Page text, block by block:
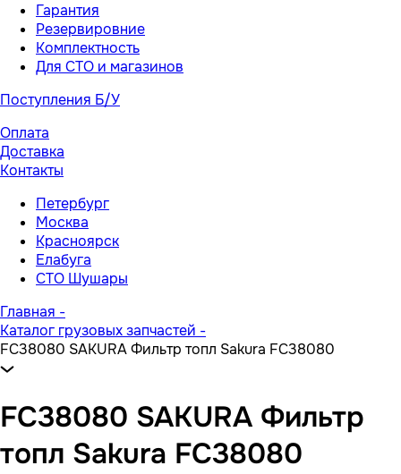
Гарантия
Резервировние
Комплектность
Для СТО и магазинов
Поступления Б/У
Оплата
Доставка
Контакты
Петербург
Москва
Красноярск
Елабуга
СТО Шушары
Главная -
Каталог грузовых запчастей -
FC38080 SAKURA Фильтр топл Sakura FC38080
FC38080 SAKURA Фильтр
топл Sakura FC38080